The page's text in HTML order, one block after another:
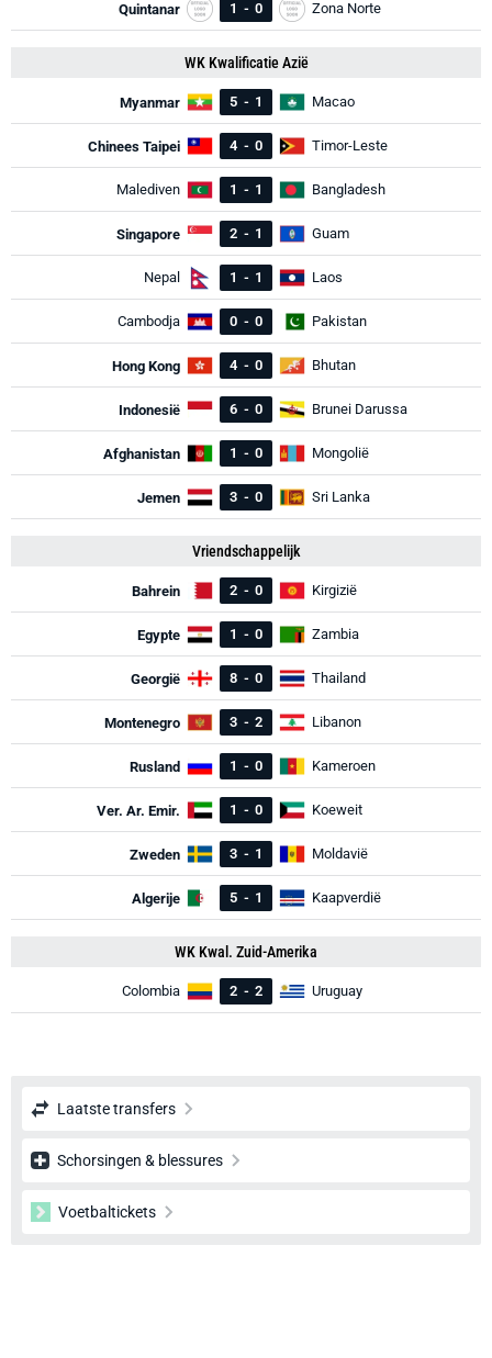
Quintanar 1 - 0 Zona Norte
WK Kwalificatie Azië
Myanmar 5 - 1 Macao
Chinees Taipei 4 - 0 Timor-Leste
Malediven 1 - 1 Bangladesh
Singapore 2 - 1 Guam
Nepal 1 - 1 Laos
Cambodja 0 - 0 Pakistan
Hong Kong 4 - 0 Bhutan
Indonesië 6 - 0 Brunei Darussa
Afghanistan 1 - 0 Mongolië
Jemen 3 - 0 Sri Lanka
Vriendschappelijk
Bahrein 2 - 0 Kirgizië
Egypte 1 - 0 Zambia
Georgië 8 - 0 Thailand
Montenegro 3 - 2 Libanon
Rusland 1 - 0 Kameroen
Ver. Ar. Emir. 1 - 0 Koeweit
Zweden 3 - 1 Moldavië
Algerije 5 - 1 Kaapverdië
WK Kwal. Zuid-Amerika
Colombia 2 - 2 Uruguay
Laatste transfers
Schorsingen & blessures
Voetbaltickets